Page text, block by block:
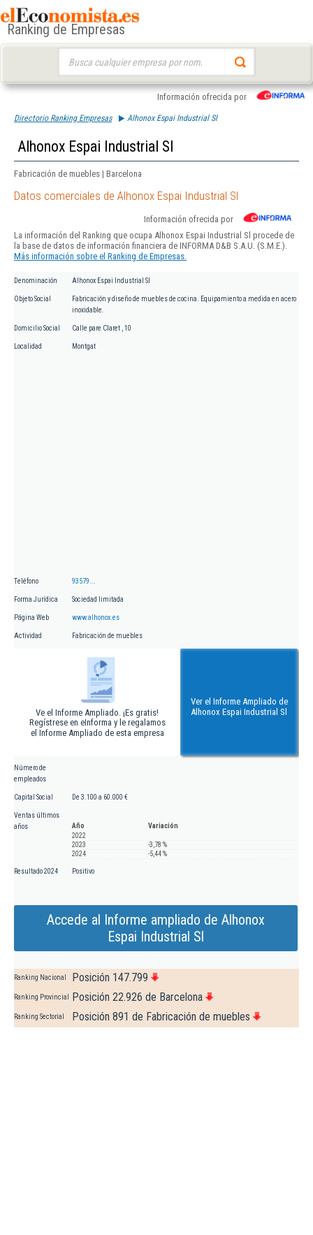
Ranking de Empresas
Información ofrecida por
Directorio Ranking Empresas Alhonox Espai Industrial Sl
Alhonox Espai Industrial Sl
Fabricación de muebles | Barcelona
Datos comerciales de Alhonox Espai Industrial Sl
Información ofrecida por
La información del Ranking que ocupa Alhonox Espai Industrial Sl procede de
la base de datos de información financiera de INFORMA D&B S.A.U. (S.M.E.).
Más información sobre el Ranking de Empresas.
Denominación Alhonox Espai Industrial Sl
Objeto Social
Fabricación y diseño de muebles de cocina. Equipamiento a medida en acero
inoxidable.
Domicilio Social Calle pare Claret , 10
Localidad Montgat
Teléfono 93579...
Forma Jurídica Sociedad limitada
Página Web www.alhonox.es
Actividad Fabricación de muebles
Ve el Informe Ampliado. ¡Es gratis!
Regístrese en eInforma y le regalamos
el Informe Ampliado de esta empresa
Ver el Informe Ampliado de
Alhonox Espai Industrial Sl
Número de
empleados
Capital Social De 3.100 a 60.000 €
Ventas últimos
años
Año
Variación
2022
2023
-3,78 %
2024
-5,44 %
Resultado 2024 Positivo
Accede al Informe ampliado de Alhonox
Espai Industrial Sl
Ranking Nacional Posición 147.799
Ranking Provincial Posición 22.926 de Barcelona
Ranking Sectorial Posición 891 de Fabricación de muebles